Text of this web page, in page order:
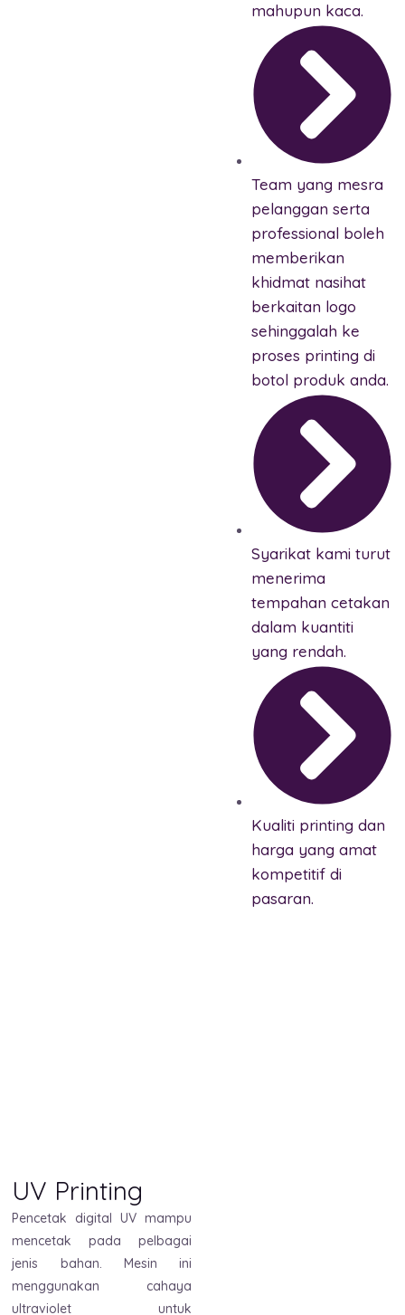
mahupun kaca.
Team yang mesra
pelanggan serta
professional boleh
memberikan
khidmat nasihat
berkaitan logo
sehinggalah ke
proses printing di
botol produk anda.
Syarikat kami turut
menerima
tempahan cetakan
dalam kuantiti
yang rendah.
Kualiti printing dan
harga yang amat
kompetitif di
pasaran.
UV Printing
Pencetak digital UV mampu
mencetak pada pelbagai
jenis bahan. Mesin ini
menggunakan cahaya
ultraviolet untuk